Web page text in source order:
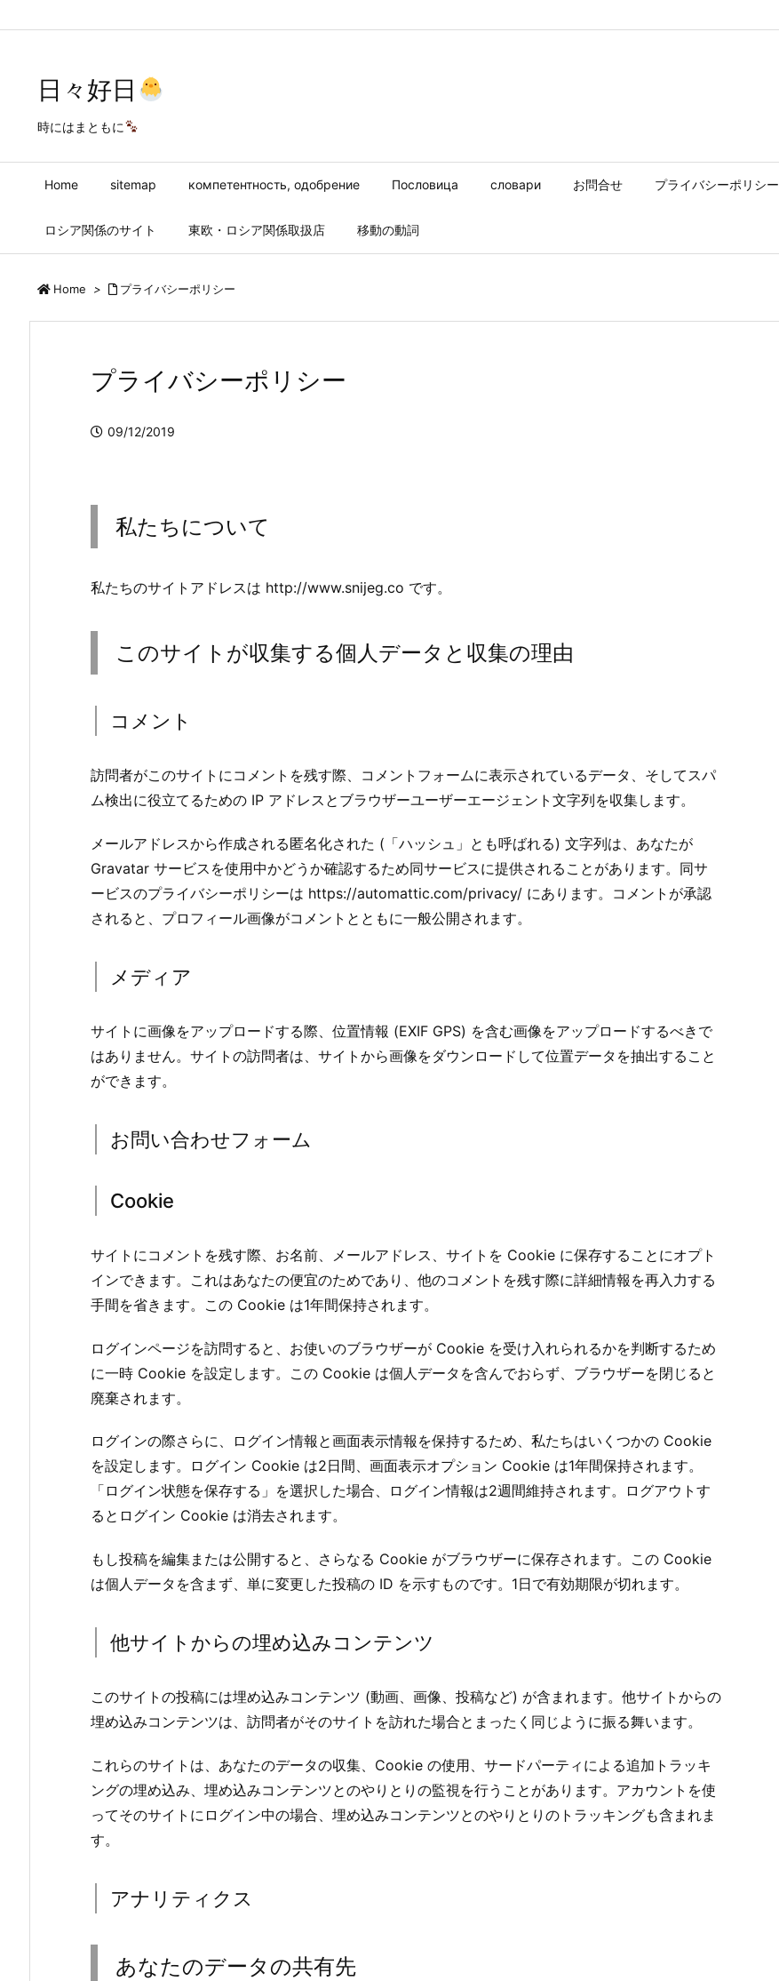
日々好日
時にはまともに
Home sitemap компетентность, одобрение Пословица словари お問合せ プライバシーポリシー
ロシア関係のサイト 東欧・ロシア関係取扱店 移動の動詞
Home > プライバシーポリシー
プライバシーポリシー
09/12/2019
私たちについて
私たちのサイトアドレスは http://www.snijeg.co です。
このサイトが収集する個人データと収集の理由
コメント
訪問者がこのサイトにコメントを残す際、コメントフォームに表示されているデータ、そしてスパ
ム検出に役立てるための IP アドレスとブラウザーユーザーエージェント文字列を収集します。
メールアドレスから作成される匿名化された (「ハッシュ」とも呼ばれる) 文字列は、あなたが
Gravatar サービスを使用中かどうか確認するため同サービスに提供されることがあります。同サ
ービスのプライバシーポリシーは https://automattic.com/privacy/ にあります。コメントが承認
されると、プロフィール画像がコメントとともに一般公開されます。
メディア
サイトに画像をアップロードする際、位置情報 (EXIF GPS) を含む画像をアップロードするべきで
はありません。サイトの訪問者は、サイトから画像をダウンロードして位置データを抽出すること
ができます。
お問い合わせフォーム
Cookie
サイトにコメントを残す際、お名前、メールアドレス、サイトを Cookie に保存することにオプト
インできます。これはあなたの便宜のためであり、他のコメントを残す際に詳細情報を再入力する
手間を省きます。この Cookie は1年間保持されます。
ログインページを訪問すると、お使いのブラウザーが Cookie を受け入れられるかを判断するため
に一時 Cookie を設定します。この Cookie は個人データを含んでおらず、ブラウザーを閉じると
廃棄されます。
ログインの際さらに、ログイン情報と画面表示情報を保持するため、私たちはいくつかの Cookie
を設定します。ログイン Cookie は2日間、画面表示オプション Cookie は1年間保持されます。
「ログイン状態を保存する」を選択した場合、ログイン情報は2週間維持されます。ログアウトす
るとログイン Cookie は消去されます。
もし投稿を編集または公開すると、さらなる Cookie がブラウザーに保存されます。この Cookie
は個人データを含まず、単に変更した投稿の ID を示すものです。1日で有効期限が切れます。
他サイトからの埋め込みコンテンツ
このサイトの投稿には埋め込みコンテンツ (動画、画像、投稿など) が含まれます。他サイトからの
埋め込みコンテンツは、訪問者がそのサイトを訪れた場合とまったく同じように振る舞います。
これらのサイトは、あなたのデータの収集、Cookie の使用、サードパーティによる追加トラッキ
ングの埋め込み、埋め込みコンテンツとのやりとりの監視を行うことがあります。アカウントを使
ってそのサイトにログイン中の場合、埋め込みコンテンツとのやりとりのトラッキングも含まれま
す。
アナリティクス
あなたのデータの共有先